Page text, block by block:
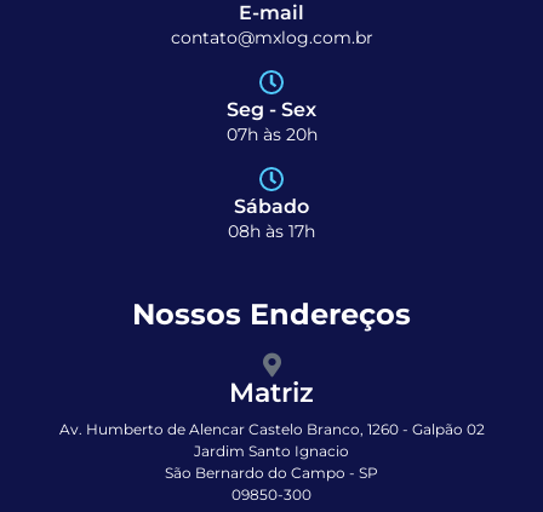
E-mail
contato@mxlog.com.br
Seg - Sex
07h às 20h
Sábado
08h às 17h
Nossos Endereços
Matriz
Av. Humberto de Alencar Castelo Branco, 1260 - Galpão 02
Jardim Santo Ignacio
São Bernardo do Campo - SP
09850-300